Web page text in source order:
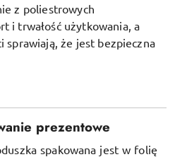
z poliestrowych
i trwałość użytkowania, a
sprawiają, że jest bezpieczna
prezentowe
spakowana jest w folię